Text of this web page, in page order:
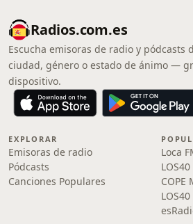
Radios.com.es
Escucha emisoras de radio y pódcasts
ciudad, género o estado de ánimo —
dispositivo.
EXPLORAR
Emisoras de radio
Pódcasts
Canciones Populares
Loca
COPE
LOS40